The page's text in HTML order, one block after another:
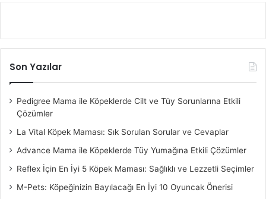
Son Yazılar
Pedigree Mama ile Köpeklerde Cilt ve Tüy Sorunlarına Etkili
Çözümler
La Vital Köpek Maması: Sık Sorulan Sorular ve Cevaplar
Advance Mama ile Köpeklerde Tüy Yumağına Etkili Çözümler
Reflex İçin En İyi 5 Köpek Maması: Sağlıklı ve Lezzetli Seçimler
M-Pets: Köpeğinizin Bayılacağı En İyi 10 Oyuncak Önerisi